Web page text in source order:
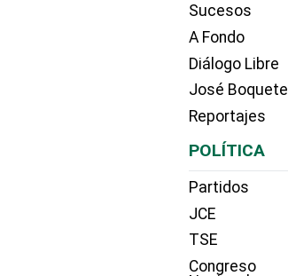
Sucesos
A Fondo
Diálogo Libre
José Boquete
Reportajes
POLÍTICA
Partidos
JCE
TSE
Congreso